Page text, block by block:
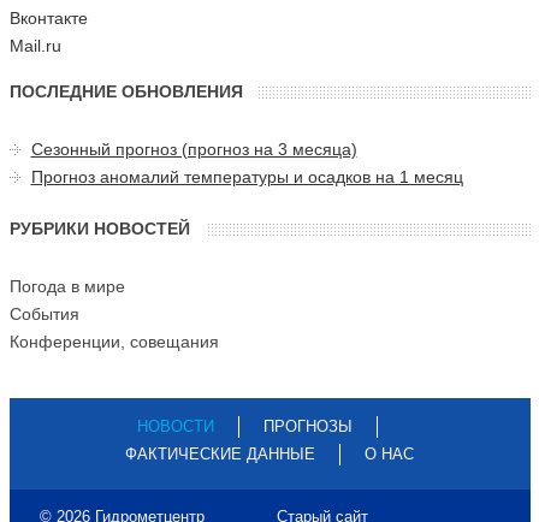
Вконтакте
Mail.ru
ПОСЛЕДНИЕ ОБНОВЛЕНИЯ
Сезонный прогноз (прогноз на 3 месяца)
Прогноз аномалий температуры и осадков на 1 месяц
РУБРИКИ НОВОСТЕЙ
Погода в мире
События
Конференции, совещания
НОВОСТИ
ПРОГНОЗЫ
ФАКТИЧЕСКИЕ ДАННЫЕ
О НАС
© 2026 Гидрометцентр Старый сайт